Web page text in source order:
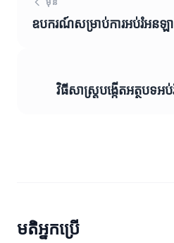
ឧបករណ៍សម្រាប់ការអប់រំអនឡ
វិធីសាស្ត្របង្កើតអត្ថប
មតិអ្នកប្រើ